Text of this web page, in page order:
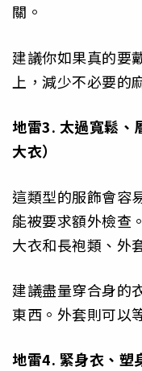
關。
建議你如果真的要
上，減少不必要的
地雷3. 太過寬鬆、
大衣）
這類型的服飾會容
能被要求額外檢查
大衣和長袍類、外
建議盡量穿合身的
東西。外套則可以
地雷4. 緊身衣、塑